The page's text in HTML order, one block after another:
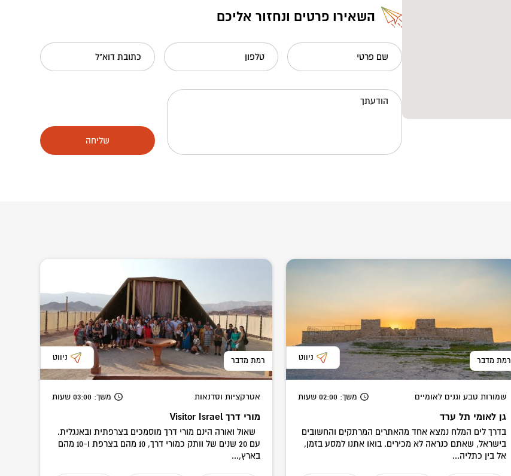
השאירו פרטים ונחזור אליכם
שם פרטי טלפון כתובת דוא"ל
הודעתך
שליחה
רמת מדבר ניווט
שמורות טבע וגנים לאומיים משך: 02:00 שעות
גן לאומי תל ערד
בדרך לים המלח נמצא אחד מהאתרים המרתקים והחשובים
בישראל, שאתם כנראה לא מכירים. בואו אתנו למסע בזמן,
אל בין כתליה...
רמת מדבר ניווט
אטרקציות וסדנאות משך: 03:00 שעות
מורי דרך Visitor Israel
שאול ואורה הינם מורי דרך מוסמכים בצרפתית ובאנגלית.
עם 20 שנים של וותק כמורי דרך, 10 מהם בצרפת ו-10 מהם
בארץ,...